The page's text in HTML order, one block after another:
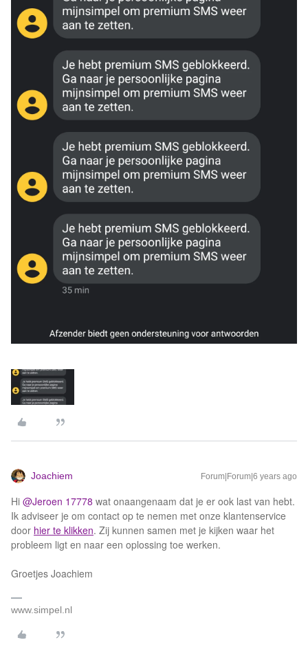
Joachiem Forum|Forum|6 years ago
Hi @Jeroen 17778 wat onaangenaam dat je er ook last van hebt.
Ik adviseer je om contact op te nemen met onze klantenservice
door hier te klikken. Zij kunnen samen met je kijken waar het
probleem ligt en naar een oplossing toe werken.
Groetjes Joachiem
www.simpel.nl